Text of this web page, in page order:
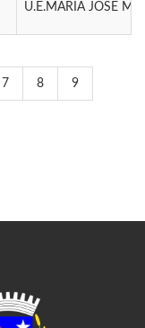
U.E.MARIA JOSE
7 8 9